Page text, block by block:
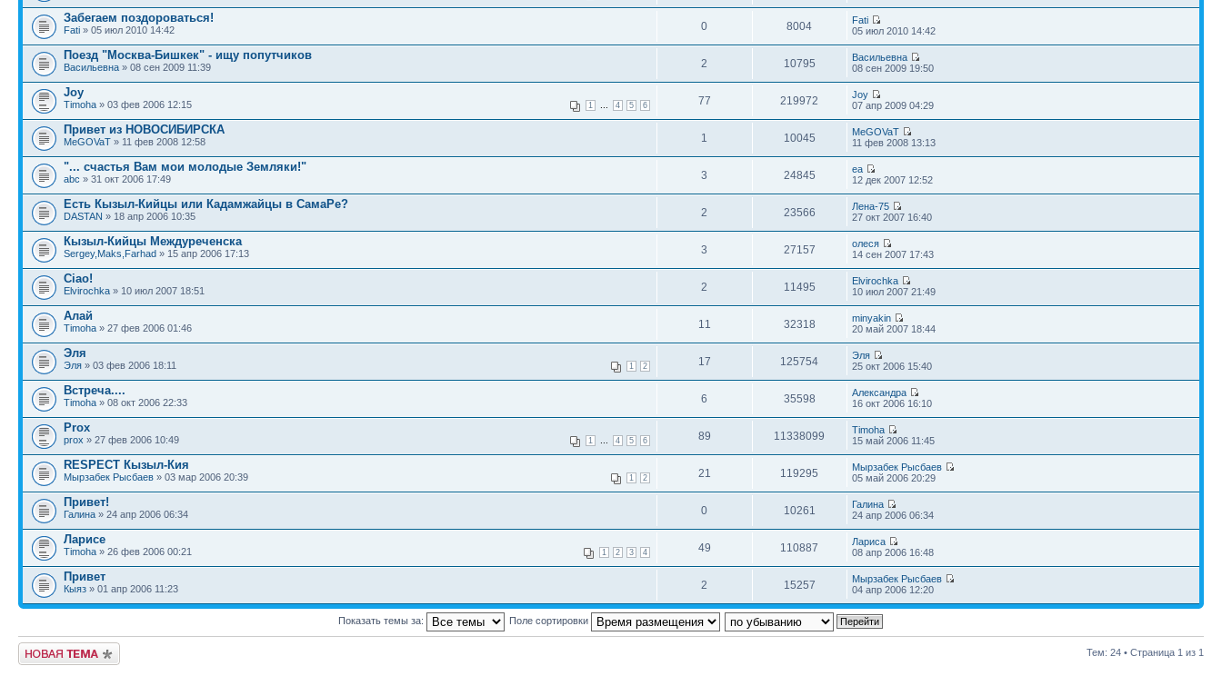
Забегаем поздороваться!
Fati » 05 июл 2010 14:42 0 8004
Fati
05 июл 2010 14:42
Поезд "Москва-Бишкек" - ищу попутчиков
Васильевна » 08 сен 2009 11:39 2 10795
Васильевна
08 сен 2009 19:50
Joy
1 4 5 6
Timoha » 03 фев 2006 12:15 77 219972
Joy
07 апр 2009 04:29
Привет из НОВОСИБИРСКА
MeGOVaT » 11 фев 2008 12:58 1 10045
MeGOVaT
11 фев 2008 13:13
"... счастья Вам мои молодые Земляки!"
abc » 31 окт 2006 17:49 3 24845
ea
12 дек 2007 12:52
Есть Кызыл-Кийцы или Кадамжайцы в СамаРе?
DASTAN » 18 апр 2006 10:35 2 23566
Лена-75
27 окт 2007 16:40
Кызыл-Кийцы Междуреченска
Sergey,Maks,Farhad » 15 апр 2006 17:13 3 27157
олеся
14 сен 2007 17:43
Ciao!
Elvirochka » 10 июл 2007 18:51 2 11495
Elvirochka
10 июл 2007 21:49
Алай
Timoha » 27 фев 2006 01:46 11 32318
minyakin
20 май 2007 18:44
Эля
1 2
Эля » 03 фев 2006 18:11 17 125754
Эля
25 окт 2006 15:40
Встреча....
Timoha » 08 окт 2006 22:33 6 35598
Александра
16 окт 2006 16:10
Prox
1 4 5 6
prox » 27 фев 2006 10:49 89 11338099
Timoha
15 май 2006 11:45
RESPECT Кызыл-Кия
1 2
Мырзабек Рысбаев » 03 мар 2006 20:39 21 119295
Мырзабек Рысбаев
05 май 2006 20:29
Привет!
Галина » 24 апр 2006 06:34 0 10261
Галина
24 апр 2006 06:34
Ларисе
1 2 3 4
Timoha » 26 фев 2006 00:21 49 110887
Лариса
08 апр 2006 16:48
Привет
Кыяз » 01 апр 2006 11:23 2 15257
Мырзабек Рысбаев
04 апр 2006 12:20
Показать темы за: Поле сортировки
Новая тема Тем: 24 • Страница 1 из 1